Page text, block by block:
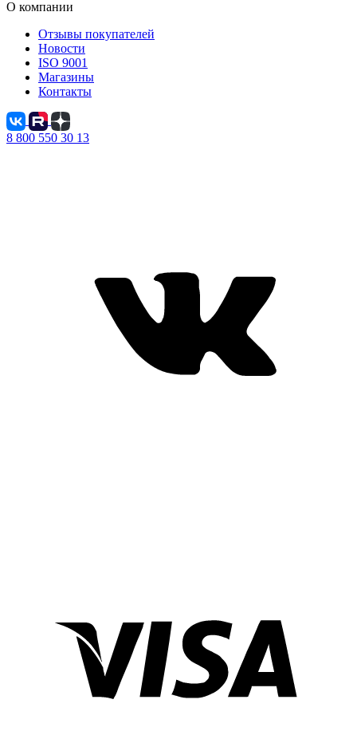
О компании
Отзывы покупателей
Новости
ISO 9001
Магазины
Контакты
8 800 550 30 13